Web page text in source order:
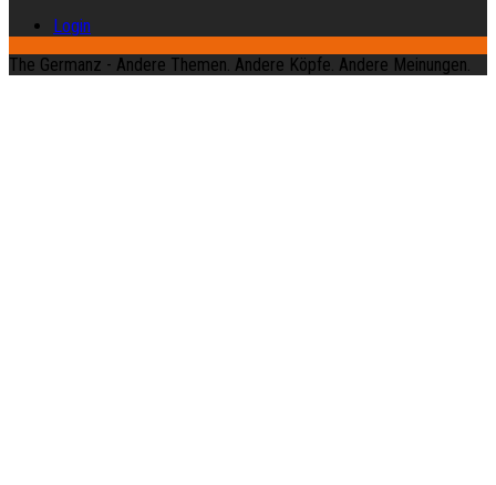
Login
The Germanz - Andere Themen. Andere Köpfe. Andere Meinungen.